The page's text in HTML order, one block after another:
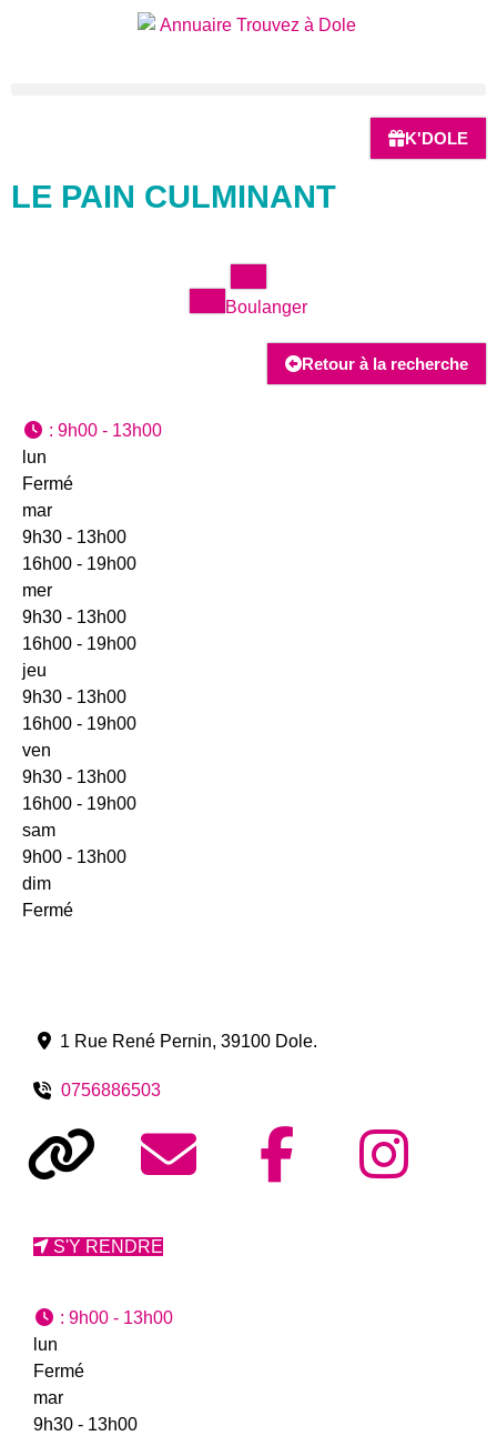
K'DOLE
LE PAIN CULMINANT
Boulanger
Retour à la recherche
: 9h00 - 13h00
lun
Fermé
mar
9h30 - 13h00
16h00 - 19h00
mer
9h30 - 13h00
16h00 - 19h00
jeu
9h30 - 13h00
16h00 - 19h00
ven
9h30 - 13h00
16h00 - 19h00
sam
9h00 - 13h00
dim
Fermé
1 Rue René Pernin, 39100 Dole.
0756886503
S'Y RENDRE
: 9h00 - 13h00
lun
Fermé
mar
9h30 - 13h00